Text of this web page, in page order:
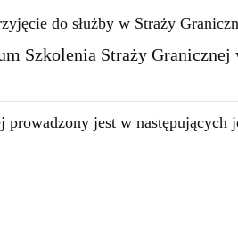
do służby w Straży
Szkolenia Straży
prowadzony jest w następujących